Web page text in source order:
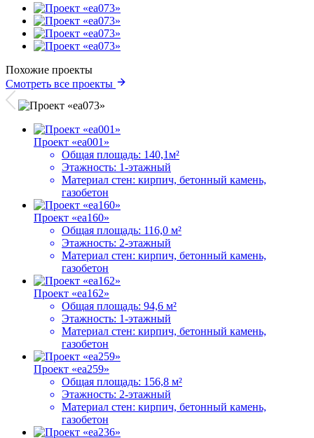
Похожие проекты
Смотреть все проекты
Проект «ea001»
Общая площадь: 140,1м²
Этажность: 1-этажный
Материал стен: кирпич, бетонный камень,
газобетон
Проект «ea160»
Общая площадь: 116,0 м²
Этажность: 2-этажный
Материал стен: кирпич, бетонный камень,
газобетон
Проект «ea162»
Общая площадь: 94,6 м²
Этажность: 1-этажный
Материал стен: кирпич, бетонный камень,
газобетон
Проект «ea259»
Общая площадь: 156,8 м²
Этажность: 2-этажный
Материал стен: кирпич, бетонный камень,
газобетон